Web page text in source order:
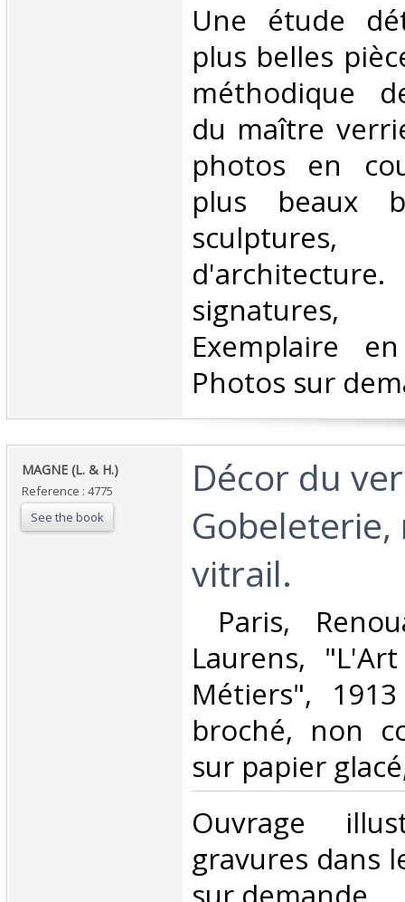
‎Une étude
plus belles
méthodique
du maître
photos en
plus beaux
signatures,
Exemplaire
Photos sur
‎MAGNE (L. & H.)‎
Reference : 4775
See the book
‎Décor du
vitrail.‎
Paris,
Laurens,
Métiers",
broché, non
sur papier
‎Ouvrage
gravures dans